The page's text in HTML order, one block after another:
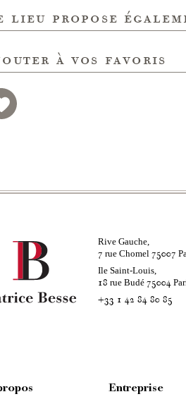
lieu propose
à vos favoris
Rive Gauche,
7 rue Chomel 75007
Ile Saint-Louis,
18 rue Budé 75004
+33 1 42 84 80 85
Entreprise